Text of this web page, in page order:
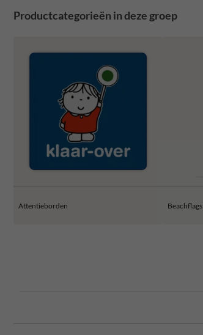
Productcategorieën in deze groep
Attentieborden Beachflags